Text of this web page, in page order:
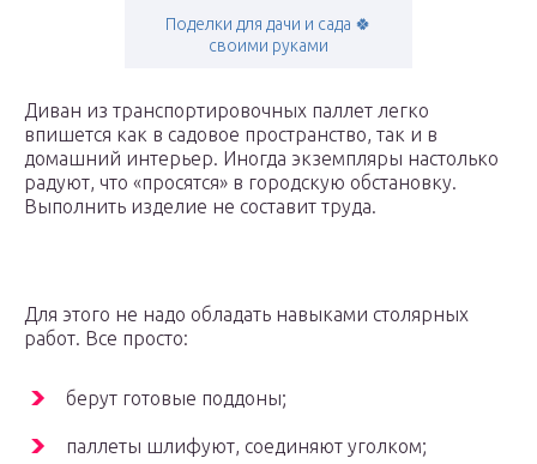
Поделки для дачи и сада 🍀
своими руками
Диван из транспортировочных паллет легко
впишется как в садовое пространство, так и в
домашний интерьер. Иногда экземпляры настолько
радуют, что «просятся» в городскую обстановку.
Выполнить изделие не составит труда.
Для этого не надо обладать навыками столярных
работ. Все просто:
берут готовые поддоны;
паллеты шлифуют, соединяют уголком;